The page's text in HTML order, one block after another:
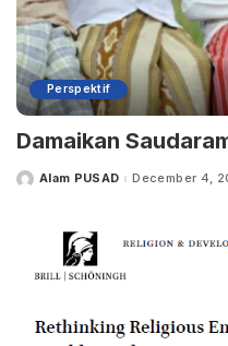
Perspektif
Damaikan
PostedAlam PUSAD December 4,